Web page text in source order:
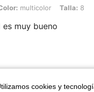
Talla: 8
multicolor Talla: 8
muy bueno
cookies y